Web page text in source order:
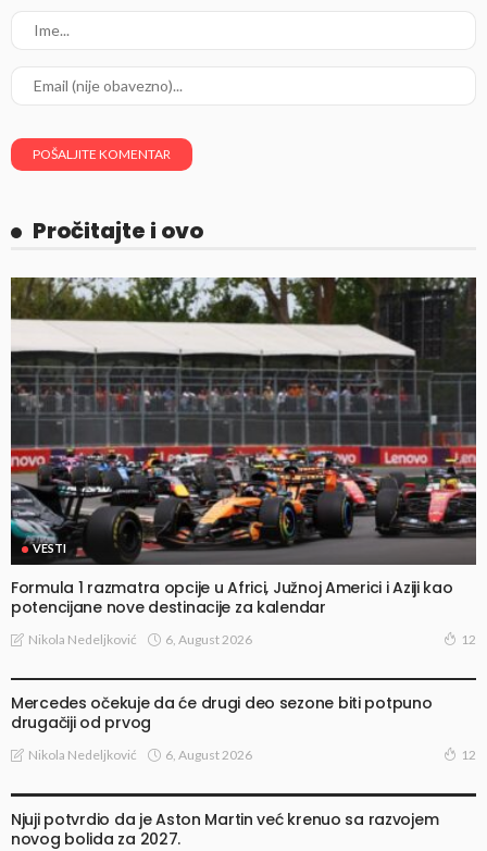
Pročitajte i ovo
VESTI
Formula 1 razmatra opcije u Africi, Južnoj Americi i Aziji kao
potencijane nove destinacije za kalendar
Nikola Nedeljković 6, August 2026 12
Mercedes očekuje da će drugi deo sezone biti potpuno
drugačiji od prvog
Nikola Nedeljković 6, August 2026 12
Njuji potvrdio da je Aston Martin već krenuo sa razvojem
novog bolida za 2027.